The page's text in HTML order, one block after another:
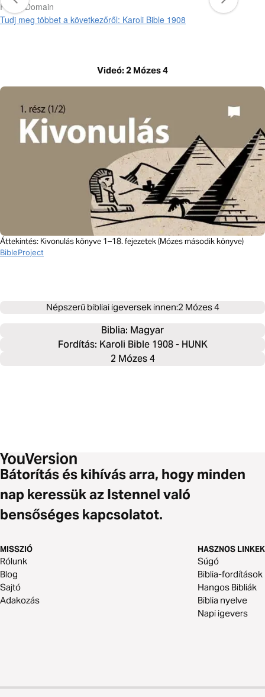
Public Domain
Tudj meg többet a következőről: Karoli Bible 1908
Videó: 2 Mózes 4
Áttekintés: Kivonulás könyve 1–18. fejezetek (Mózes második könyve)
BibleProject
Népszerű bibliai igeversek innen:2 Mózes 4
Biblia: Magyar
Fordítás: Karoli Bible 1908 - HUNK
2 Mózes 4
Bátorítás és kihívás arra, hogy minden
nap keressük az Istennel való
bensőséges kapcsolatot.
MISSZIÓ
Rólunk
Blog
Sajtó
Adakozás
HASZNOS LINKEK
Súgó
Biblia-fordítások
Hangos Bibliák
Biblia nyelve
Napi igevers